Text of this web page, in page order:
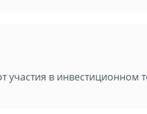
в инвестиционном